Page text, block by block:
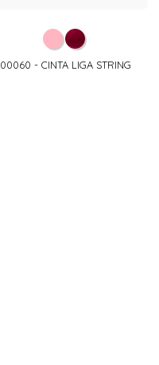
00060 - CINTA LIGA STRING